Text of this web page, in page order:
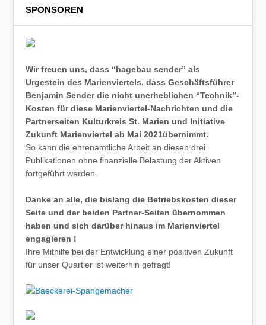
SPONSOREN
Wir freuen uns, dass “hagebau sender” als
Urgestein des Marienviertels, dass Geschäftsführer
Benjamin Sender die nicht unerheblichen “Technik”-
Kosten für diese Marienviertel-Nachrichten und die
Partnerseiten Kulturkreis St. Marien und Initiative
Zukunft Marienviertel ab Mai 2021übernimmt.
So kann die ehrenamtliche Arbeit an diesen drei
Publikationen ohne finanzielle Belastung der Aktiven
fortgeführt werden.
Danke an alle, die bislang die Betriebskosten dieser
Seite und der beiden Partner-Seiten übernommen
haben und sich darüber hinaus im Marienviertel
engagieren !
Ihre Mithilfe bei der Entwicklung einer positiven Zukunft
für unser Quartier ist weiterhin gefragt!